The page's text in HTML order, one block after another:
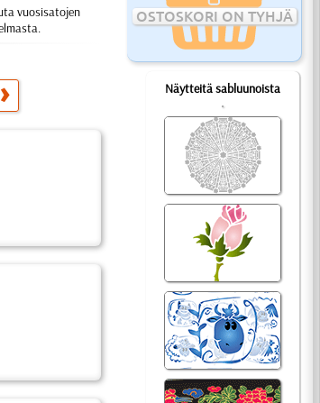
OSTOSKORI ON TYHJÄ
Näytteitä sabluunoista
vuosisatojen